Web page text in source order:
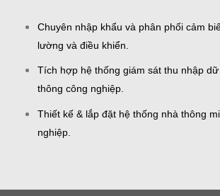
Chuyên nhập khẩu và phân phối cảm
lường và điều khiển.
Tích hợp hệ thống giám sát thu nhập
thông công nghiệp.
Thiết kế & lắp đặt hệ thống nhà thông
nghiệp.